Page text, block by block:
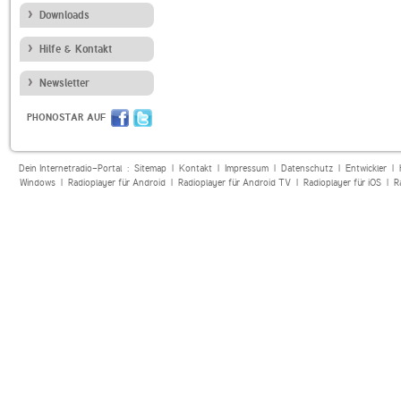
Downloads
Hilfe & Kontakt
Newsletter
PHONOSTAR AUF
Dein Internetradio-Portal : Sitemap| Kontakt| Impressum| Datenschutz| Entwickler|
Windows| Radioplayer für Android| Radioplayer für Android TV| Radioplayer für iOS|